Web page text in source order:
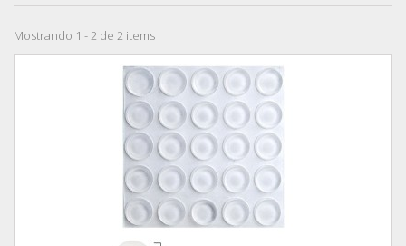
Mostrando 1 - 2 de 2 items